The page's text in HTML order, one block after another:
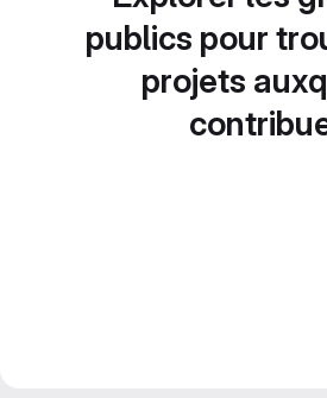
publics pour
projets